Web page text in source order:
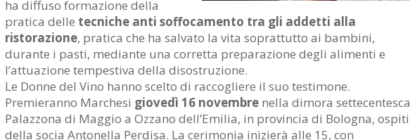
ha diffuso formazione della
pratica delle tecniche anti soffocamento tra gli addetti alla
ristorazione, pratica che ha salvato la vita soprattutto ai bambini,
durante i pasti, mediante una corretta preparazione degli alimenti e
l’attuazione tempestiva della disostruzione.
Le Donne del Vino hanno scelto di raccogliere il suo testimone.
Premieranno Marchesi giovedì 16 novembre nella dimora settecentesca
Palazzona di Maggio a Ozzano dell’Emilia, in provincia di Bologna, ospiti
della socia Antonella Perdisa. La cerimonia inizierà alle 15, con